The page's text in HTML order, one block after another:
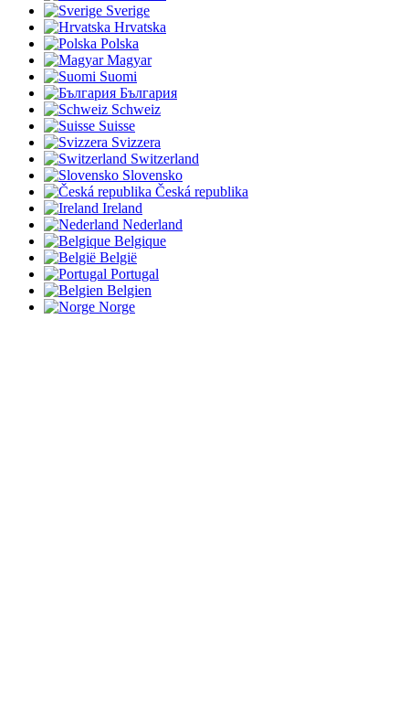
Sverige
Hrvatska
Polska
Magyar
Suomi
България
Schweiz
Suisse
Svizzera
Switzerland
Slovensko
Česká republika
Ireland
Nederland
Belgique
België
Portugal
Belgien
Norge